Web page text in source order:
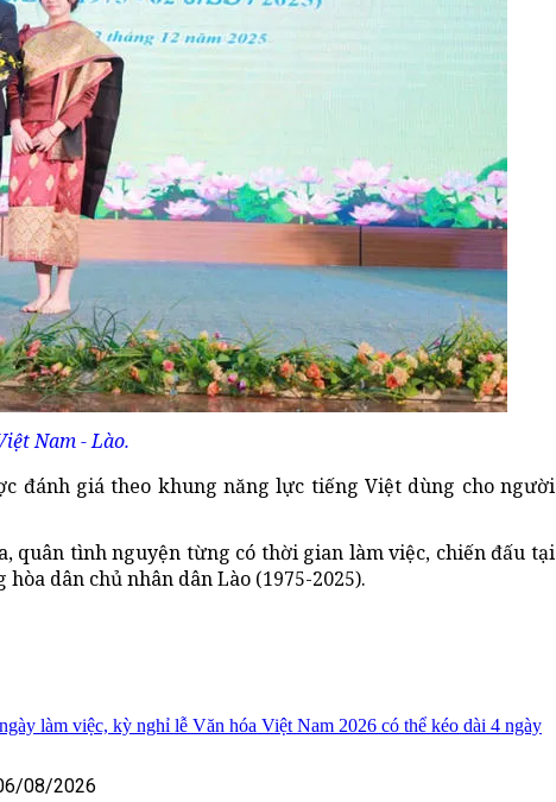
Nam - Lào.
đánh giá theo khung năng lực tiếng Việt dùng cho người
quân tình nguyện từng có thời gian làm việc, chiến đấu tại
dân chủ nhân dân Lào (1975-2025).
làm việc, kỳ nghỉ lễ Văn hóa Việt Nam 2026 có thể kéo dài 4 ngày
08/2026